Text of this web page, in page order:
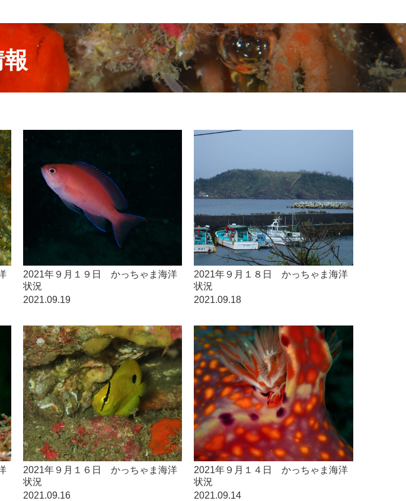
2021年９月１９日 かっちゃま海洋
状況
2021.09.19
2021年９月１８日 かっちゃま海洋
状況
2021.09.18
2021年９月１６日 かっちゃま海洋
状況
2021.09.16
2021年９月１４日 かっちゃま海洋
状況
2021.09.14